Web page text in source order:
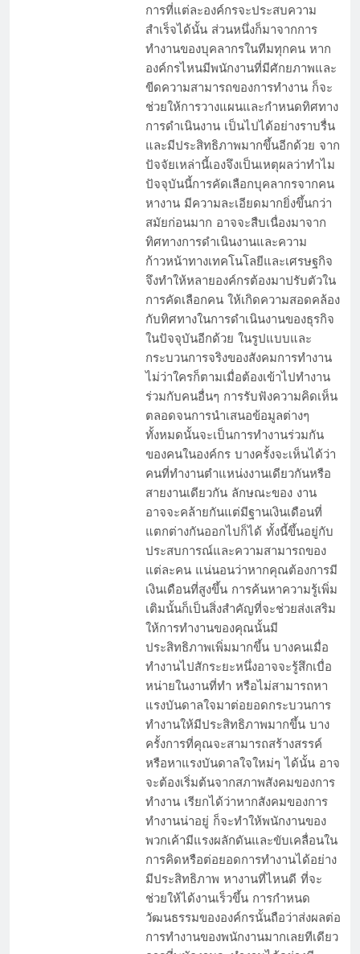
หางาน อย่างไรให้โดนใจผู้สมัครงาน
ทิศทางการ หางานพาร์ทไทม์ กับอาชีพและ
ตำแหน่งงานยอดนิยม
เทคนิคการเขียนใบงานที่น่าจะเป็นประโยชน์มาก
การที่แต่ละองค์กรจะประสบความ
สำเร็จได้นั้น ส่วนหนึ่งก็มาจากการ
ทำงานของบุคลากรในทีมทุกคน หาก
องค์กรไหนมีพนักงานที่มีศักยภาพและ
ขีดความสามารถของการทำงาน ก็จะ
ช่วยให้การวางแผนและกำหนดทิศทาง
การดำเนินงาน เป็นไปได้อย่างราบรื่น
และมีประสิทธิภาพมากขึ้นอีกด้วย จาก
ปัจจัยเหล่านี้เองจึงเป็นเหตุผลว่าทำไม
ปัจจุบันนี้การคัดเลือกบุคลากรจากคน
หางาน มีความละเอียดมากยิ่งขึ้นกว่า
สมัยก่อนมาก อาจจะสืบเนื่องมาจาก
ทิศทางการดำเนินงานและความ
ก้าวหน้าทางเทคโนโลยีและเศรษฐกิจ
จึงทำให้หลายองค์กรต้องมาปรับตัวใน
การคัดเลือกคน ให้เกิดความสอดคล้อง
กับทิศทางในการดำเนินงานของธุรกิจ
ในปัจจุบันอีกด้วย ในรูปแบบและ
กระบวนการจริงของสังคมการทำงาน
ไม่ว่าใครก็ตามเมื่อต้องเข้าไปทำงาน
ร่วมกับคนอื่นๆ การรับฟังความคิดเห็น
ตลอดจนการนำเสนอข้อมูลต่างๆ
ทั้งหมดนั้นจะเป็นการทำงานร่วมกัน
ของคนในองค์กร บางครั้งจะเห็นได้ว่า
คนที่ทำงานตำแหน่งงานเดียวกันหรือ
สายงานเดียวกัน ลักษณะของ งาน
อาจจะคล้ายกันแต่มีฐานเงินเดือนที่
แตกต่างกันออกไปก็ได้ ทั้งนี้ขึ้นอยู่กับ
ประสบการณ์และความสามารถของ
แต่ละคน แน่นอนว่าหากคุณต้องการมี
เงินเดือนที่สูงขึ้น การค้นหาความรู้เพิ่ม
เติมนั้นก็เป็นสิ่งสำคัญที่จะช่วยส่งเสริม
ให้การทำงานของคุณนั้นมี
ประสิทธิภาพเพิ่มมากขึ้น บางคนเมื่อ
ทำงานไปสักระยะหนึ่งอาจจะรู้สึกเบื่อ
หน่ายในงานที่ทำ หรือไม่สามารถหา
แรงบันดาลใจมาต่อยอดกระบวนการ
ทำงานให้มีประสิทธิภาพมากขึ้น บาง
ครั้งการที่คุณจะสามารถสร้างสรรค์
หรือหาแรงบันดาลใจใหม่ๆ ได้นั้น อาจ
จะต้องเริ่มต้นจากสภาพสังคมของการ
ทำงาน เรียกได้ว่าหากสังคมของการ
ทำงานน่าอยู่ ก็จะทำให้พนักงานของ
พวกเค้ามีแรงผลักดันและขับเคลื่อนใน
การคิดหรือต่อยอดการทำงานได้อย่าง
มีประสิทธิภาพ หางานที่ไหนดี ที่จะ
ช่วยให้ได้งานเร็วขึ้น การกำหนด
วัฒนธรรมขององค์กรนั้นถือว่าส่งผลต่อ
การทำงานของพนักงานมากเลยทีเดียว